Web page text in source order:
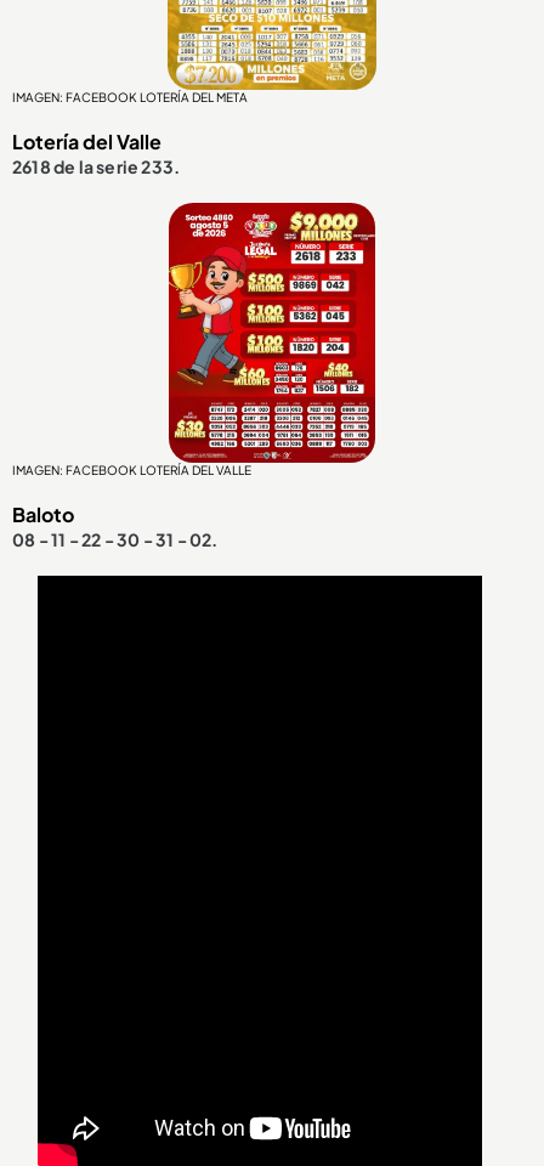
IMAGEN: FACEBOOK LOTERÍA DEL META
Lotería del Valle
2618 de la serie 233.
IMAGEN: FACEBOOK LOTERÍA DEL VALLE
Baloto
08 - 11 - 22 - 30 - 31 - 02.